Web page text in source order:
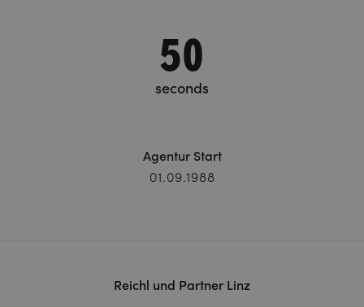
50
seconds
Agentur Start
01.09.1988
Reichl und Partner Linz